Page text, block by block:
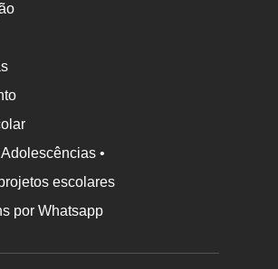
•
escolares
por Whatsapp